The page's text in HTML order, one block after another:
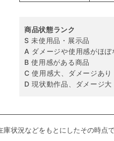
商品状態ランク
S 未使用品・展示品
A ダメージや使用感がほぼ
B 使用感がある商品
C 使用感大、ダメージあり
D 現状動作品、ダメージ大
状況などをもとにしたその時点